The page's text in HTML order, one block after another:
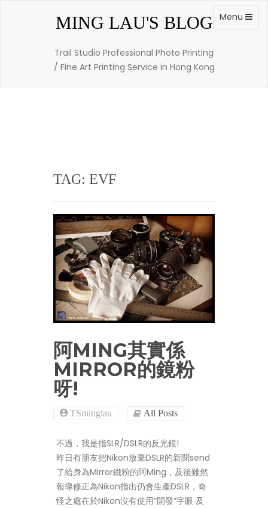
MING LAU'S BLOG
Trail Studio Professional Photo Printing
/ Fine Art Printing Service in Hong Kong
Toggle
navigation
Menu
TAG: EVF
阿MING其實係
MIRROR的鏡粉
呀!
TSminglau All Posts
不過，我是指SLR/DSLR的反光鏡!
昨日有朋友把Nikon放棄DSLR的新聞send
了給身為Mirror鐵粉的阿Ming，及後雖然
報導修正為Nikon指出仍會生產DSLR，奇
怪之處在於Nikon沒有使用”開發”字眼 及